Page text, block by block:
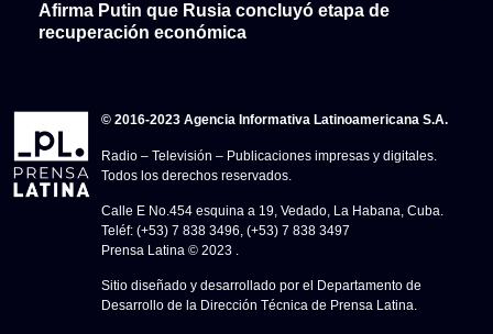
Afirma Putin que Rusia concluyó etapa de
recuperación económica
© 2016-2023 Agencia Informativa Latinoamericana S.A.
Radio – Televisión – Publicaciones impresas y digitales.
Todos los derechos reservados.
Calle E No.454 esquina a 19, Vedado, La Habana, Cuba.
Teléf: (+53) 7 838 3496, (+53) 7 838 3497
Prensa Latina © 2023 .
Sitio diseñado y desarrollado por el Departamento de
Desarrollo de la Dirección Técnica de Prensa Latina.